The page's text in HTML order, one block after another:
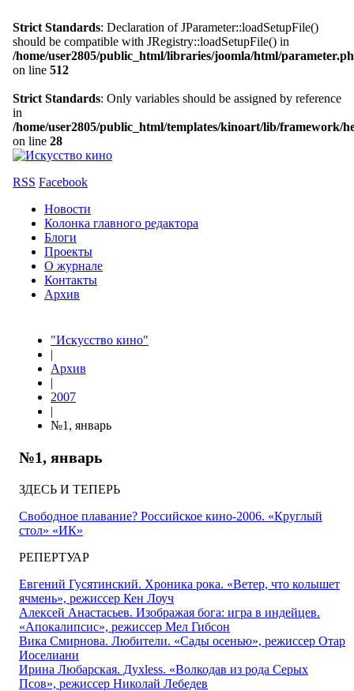
Strict Standards: Declaration of JParameter::loadSetupFile()
should be compatible with JRegistry::loadSetupFile() in
/home/user2805/public_html/libraries/joomla/html/
on line 512
Strict Standards: Only variables should be assigned by reference
in
/home/user2805/public_html/templates/kinoart/lib/framework/
on line 28
RSS Facebook
Новости
Колонка главного редактора
Блоги
Проекты
О журнале
Контакты
Архив
"Искусство кино"
|
Архив
|
2007
|
№1, январь
№1, январь
ЗДЕСЬ И ТЕПЕРЬ
Свободное плавание? Российское кино-2006. «Круглый
стол» «ИК»
РЕПЕРТУАР
Евгений Гусятинский. Хроника рока. «Ветер, что колышет
ячмень», режиссер Кен Лоуч
Алексей Анастасьев. Изображая бога: игра в индейцев.
«Апокалипсис», режиссер Мел Гибсон
Вика Смирнова. Любители. «Сады осенью», режиссер Отар
Иоселиани
Ирина Любарская. Духless. «Волкодав из рода Серых
Псов», режиссер Николай Лебедев